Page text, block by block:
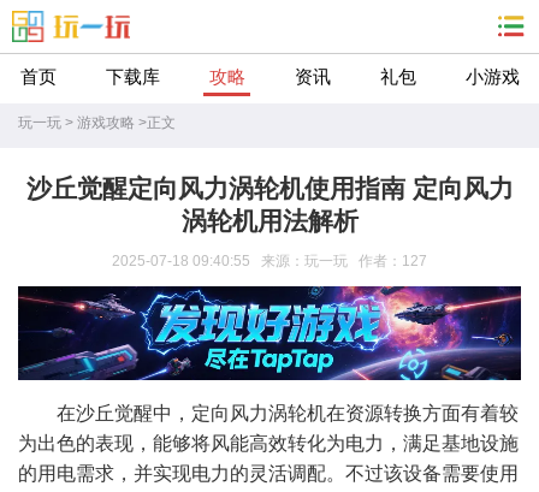
首页 下载库 攻略 资讯 礼包 小游戏
玩一玩 > 游戏攻略 >正文
沙丘觉醒定向风力涡轮机使用指南​ 定向风力
涡轮机用法解析​
2025-07-18 09:40:55 来源：玩一玩 作者：127
​在沙丘觉醒中，定向风力涡轮机在资源转换方面有着较
为出色的表现，能够将风能高效转化为电力，满足基地设施
的用电需求，并实现电力的灵活调配。不过该设备需要使用